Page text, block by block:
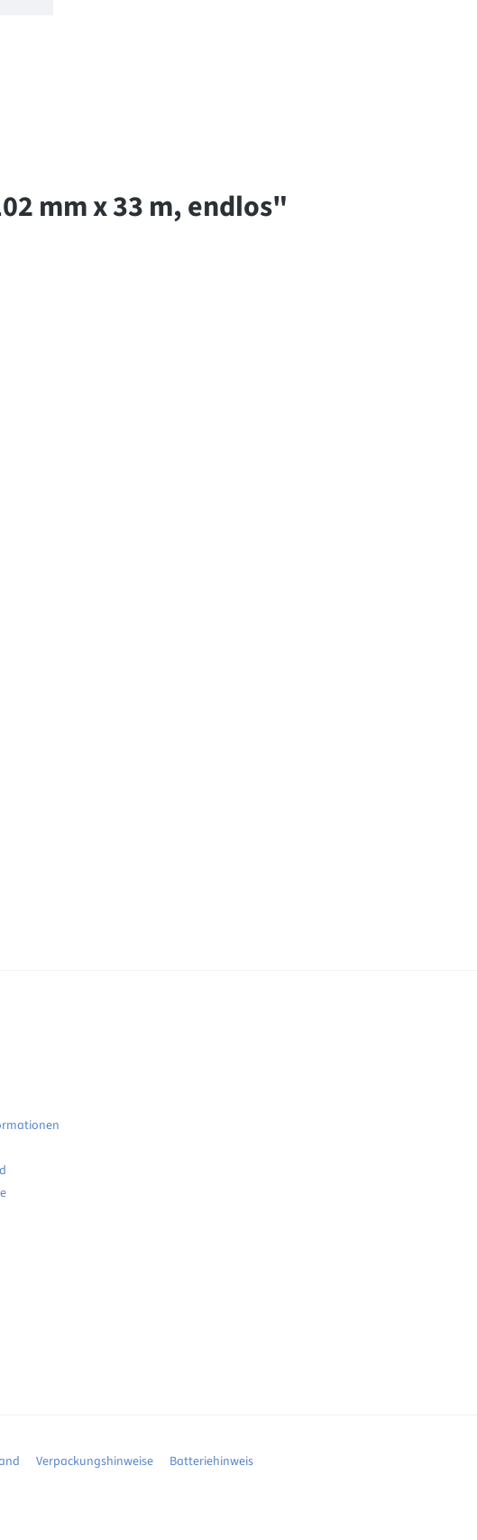
mm x 33 m, endlos"
mit anderen.
Verpackungshinweise Batteriehinweis